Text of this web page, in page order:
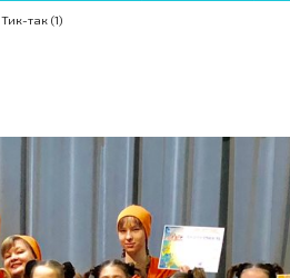
Тик-так (1)